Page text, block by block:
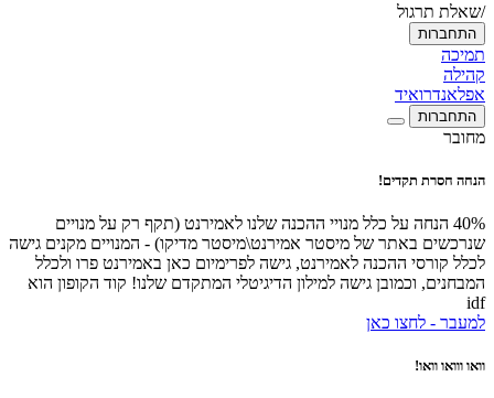
/שאלת תרגול
התחברות
תמיכה
קהילה
אפלאנדרואיד
התחברות
מחובר
הנחה חסרת תקדים!
40% הנחה על כלל מנויי ההכנה שלנו לאמירנט (תקף רק על מנויים
שנרכשים באתר של מיסטר אמירנט\מיסטר מדיקו) - המנויים מקנים גישה
לכלל קורסי ההכנה לאמירנט, גישה לפרימיום כאן באמירנט פרו ולכלל
המבחנים, וכמובן גישה למילון הדיגיטלי המתקדם שלנו! קוד הקופון הוא
idf
למעבר - לחצו כאן
וואו ווואו וואו!